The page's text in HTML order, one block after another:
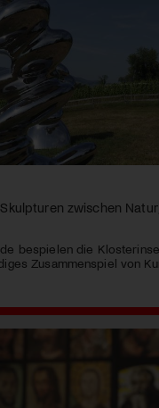
zwischen
bespielen die
Zusammenspiel von